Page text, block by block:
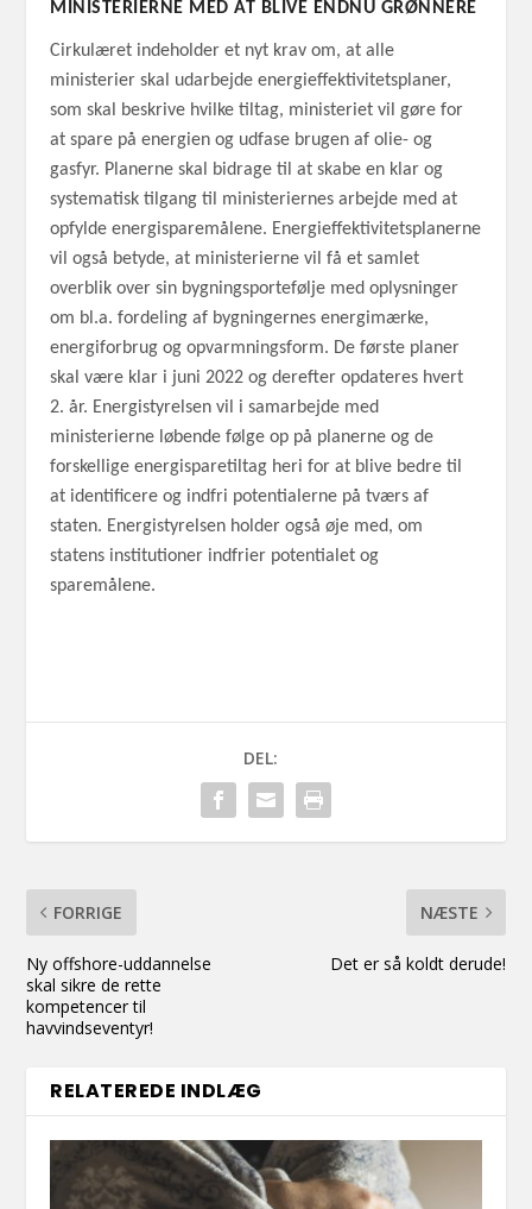
MINISTERIERNE MED AT BLIVE ENDNU GRØNNERE
Cirkulæret indeholder et nyt krav om, at alle
ministerier skal udarbejde energieffektivitetsplaner,
som skal beskrive hvilke tiltag, ministeriet vil gøre for
at spare på energien og udfase brugen af olie- og
gasfyr. Planerne skal bidrage til at skabe en klar og
systematisk tilgang til ministeriernes arbejde med at
opfylde energisparemålene. Energieffektivitetsplanerne
vil også betyde, at ministerierne vil få et samlet
overblik over sin bygningsportefølje med oplysninger
om bl.a. fordeling af bygningernes energimærke,
energiforbrug og opvarmningsform. De første planer
skal være klar i juni 2022 og derefter opdateres hvert
2. år. Energistyrelsen vil i samarbejde med
ministerierne løbende følge op på planerne og de
forskellige energisparetiltag heri for at blive bedre til
at identificere og indfri potentialerne på tværs af
staten. Energistyrelsen holder også øje med, om
statens institutioner indfrier potentialet og
sparemålene.
DEL:
FORRIGE
Ny offshore-uddannelse
skal sikre de rette
kompetencer til
havvindseventyr!
NÆSTE
Det er så koldt derude!
RELATEREDE INDLÆG